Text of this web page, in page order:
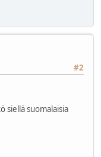
#2
siellä suomalaisia